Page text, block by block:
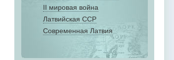
II мировая война
Латвийская ССР
Современная Латвия